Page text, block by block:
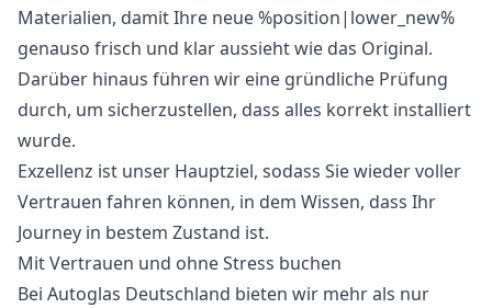
Materialien, damit Ihre neue %position|lower_new%
genauso frisch und klar aussieht wie das Original.
Darüber hinaus führen wir eine gründliche Prüfung
durch, um sicherzustellen, dass alles korrekt installiert
wurde.
Exzellenz ist unser Hauptziel, sodass Sie wieder voller
Vertrauen fahren können, in dem Wissen, dass Ihr
Journey in bestem Zustand ist.
Mit Vertrauen und ohne Stress buchen
Bei Autoglas Deutschland bieten wir mehr als nur